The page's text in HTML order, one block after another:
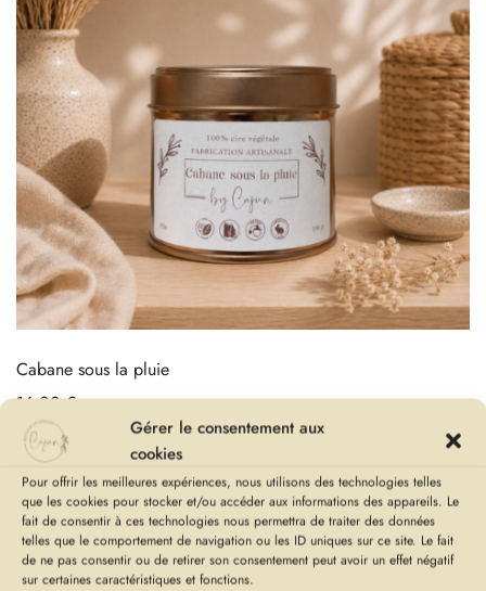
Gérer le consentement aux
cookies
Pour offrir les meilleures expériences, nous utilisons des technologies telles
que les cookies pour stocker et/ou accéder aux informations des appareils. Le
fait de consentir à ces technologies nous permettra de traiter des données
telles que le comportement de navigation ou les ID uniques sur ce site. Le fait
de ne pas consentir ou de retirer son consentement peut avoir un effet négatif
sur certaines caractéristiques et fonctions.
Cabane sous la pluie
16,00€